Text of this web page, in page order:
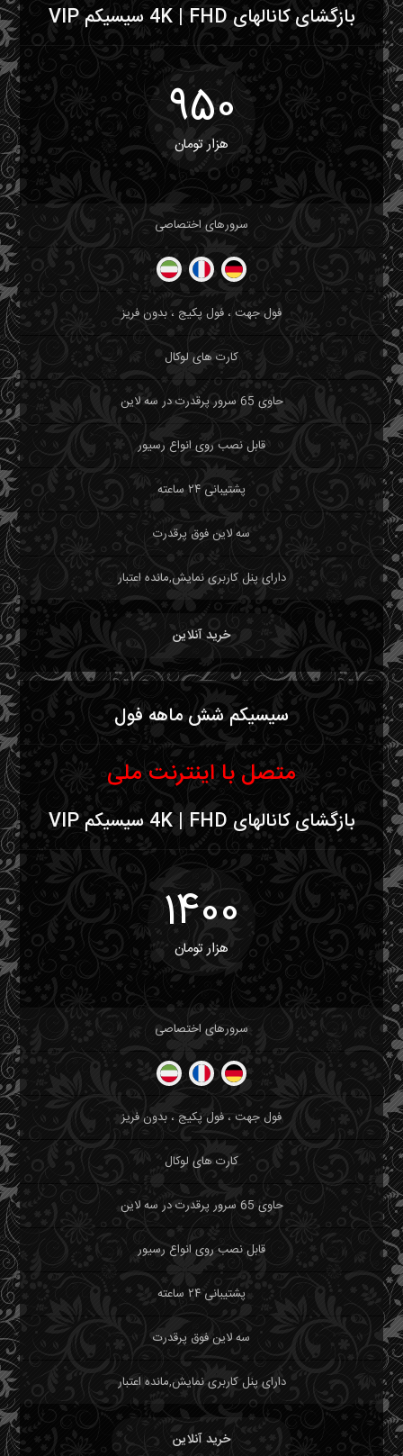
بازگشای کانالهای 4K | FHD سیسیکم VIP
950
هزار تومان
سرورهای اختصاصی
فول جهت ، فول پکیج ، بدون فریز
کارت های لوکال
حاوی 65 سرور پرقدرت در سه لاین
قابل نصب روی انواع رسیور
پشتیبانی ۲۴ ساعته
سه لاین فوق پرقدرت
دارای پنل کاربری نمایش,مانده اعتبار
خرید آنلاین
سیسیکم شش ماهه فول
متصل با اینترنت ملی
بازگشای کانالهای 4K | FHD سیسیکم VIP
1400
هزار تومان
سرورهای اختصاصی
فول جهت ، فول پکیج ، بدون فریز
کارت های لوکال
حاوی 65 سرور پرقدرت در سه لاین
قابل نصب روی انواع رسیور
پشتیبانی ۲۴ ساعته
سه لاین فوق پرقدرت
دارای پنل کاربری نمایش,مانده اعتبار
خرید آنلاین